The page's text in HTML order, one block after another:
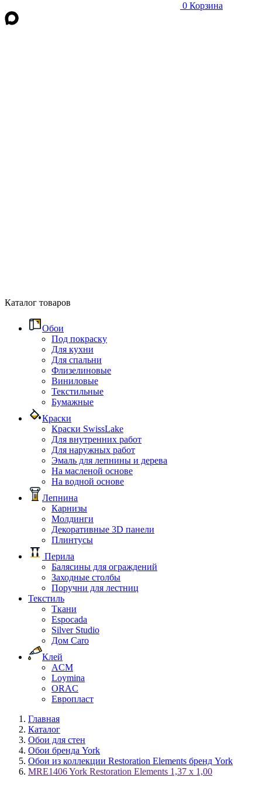
0 Корзина
Каталог товаров
Обои
Под покраску
Для кухни
Для спальни
Флизелиновые
Виниловые
Текстильные
Бумажные
Краски
Краски SwissLake
Для внутренних работ
Для наружных работ
Эмаль для лепнины и дерева
На масленой основе
На водной основе
Лепнина
Карнизы
Молдинги
Декоративные 3D панели
Плинтусы
Перила
Балясины для ограждений
Заходные столбы
Поручни для лестниц
Текстиль
Ткани
Espocada
Silver Studio
Дом Caro
Клей
ACM
Loymina
ORAC
Европласт
Главная
Каталог
Обои для стен
Обои бренда York
Обои из коллекции Restoration Elements бренд York
MRE1406 York Restoration Elements 1,37 x 1,00